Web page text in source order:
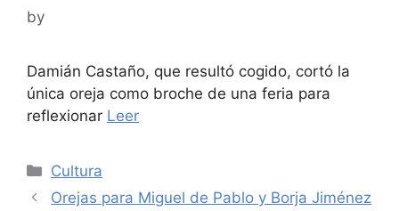
by
Damián Castaño, que resultó cogido, cortó la
única oreja como broche de una feria para
reflexionar Leer
Categories
Cultura
Orejas para Miguel de Pablo y Borja Jiménez